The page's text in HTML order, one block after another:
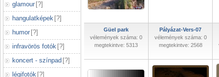
glamour [?]
hangulatképek [?]
humor [?]
infravörös fotók [?]
koncert - színpad [?]
légifotók [?]
Güel park
vélemények száma: 0
megtekintve: 5313
Pályázat-Vers-07
vélemények száma: 0
megtekintve: 2568